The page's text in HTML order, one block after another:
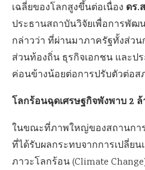
เฉลี่ยของโลกสูงขึ้นต่อเนื่อง ดร.
ประธานสถาบันวิจัยเพื่อการพัฒ
กล่าวว่า ที่ผ่านมาภาครัฐทั้งส่ว
ส่วนท้องถิ่น ธุรกิจเอกชน และ
ค่อนข้างน้อยต่อการปรับตัวต่อ
โลกร้อนฉุดเศรษฐกิจพังพาบ 2
ในขณะที่ภาพใหญ่ของสถานการ
ที่ได้รับผลกระทบจากการเปลี่ย
ภาวะโลกร้อน (Climate